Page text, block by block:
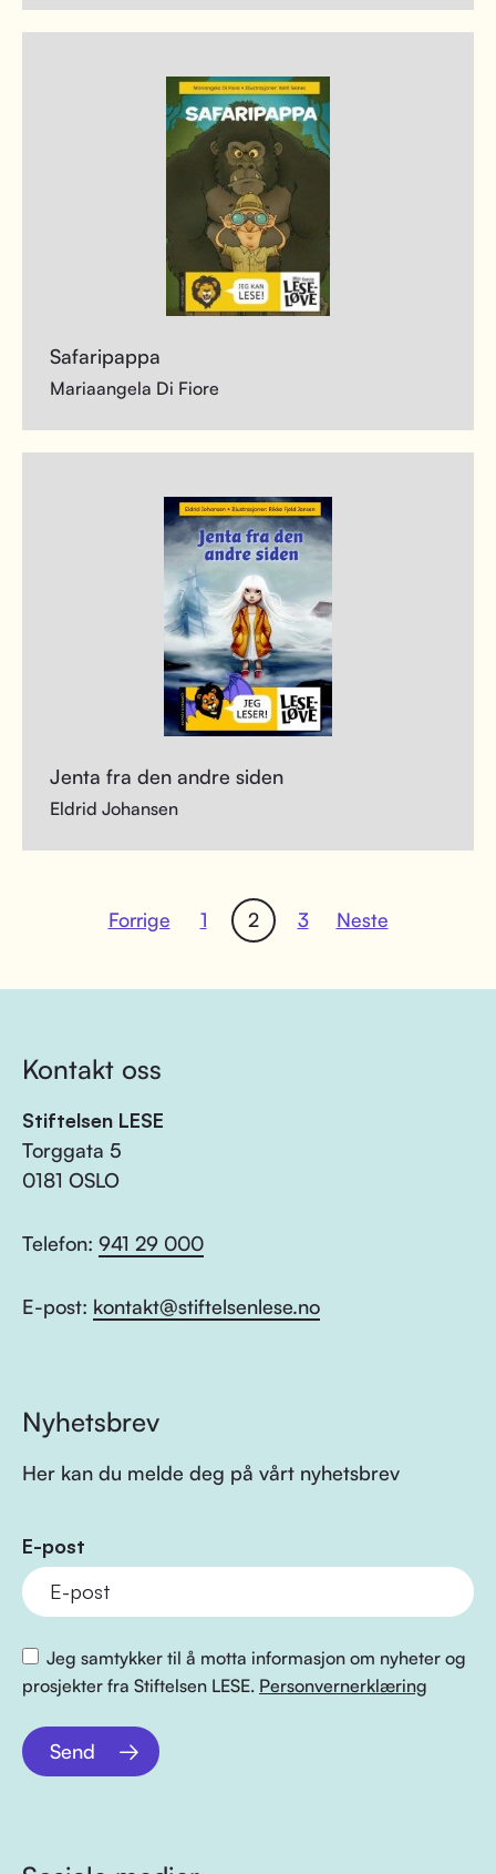
Safaripappa
Mariaangela Di Fiore
Jenta fra den andre siden
Eldrid Johansen
Forrige 1 2 3 Neste
Kontakt oss
Stiftelsen LESE
Torggata 5
0181 OSLO
Telefon: 941 29 000
E-post: kontakt@stiftelsenlese.no
Nyhetsbrev
Her kan du melde deg på vårt nyhetsbrev
E-post
Jeg samtykker til å motta informasjon om nyheter og
prosjekter fra Stiftelsen LESE. Personvernerklæring
Send